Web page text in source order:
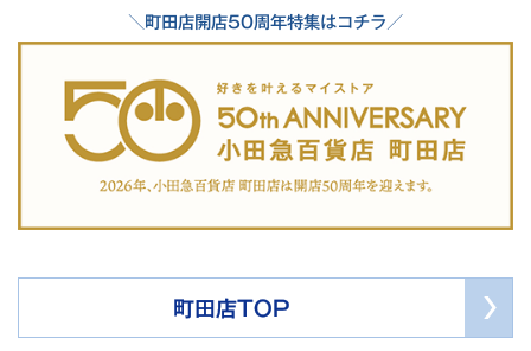
＼町田店開店50周年特集はコチラ／
町田店TOP